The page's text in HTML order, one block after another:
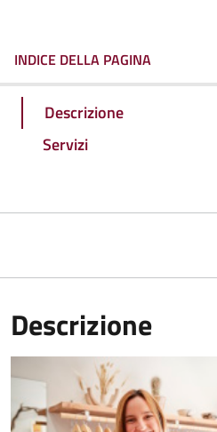
INDICE DELLA PAGINA
Descrizione
Servizi
Descrizione